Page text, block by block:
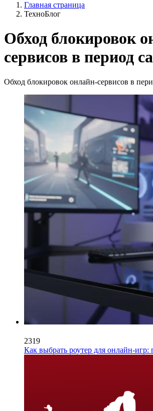
Главная страница
ТехноБлог
Обход блокировок
сервисов в период
Обход блокировок онлайн-сервисов в
2319
Как выбрать роутер для онлайн-игр: